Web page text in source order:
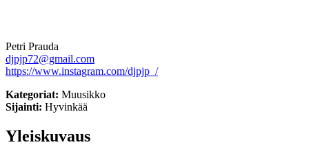
Petri Prauda
djpjp72@gmail.com
https://www.instagram.com/djpjp_/
Kategoriat: Muusikko
Sijainti: Hyvinkää
Yleiskuvaus